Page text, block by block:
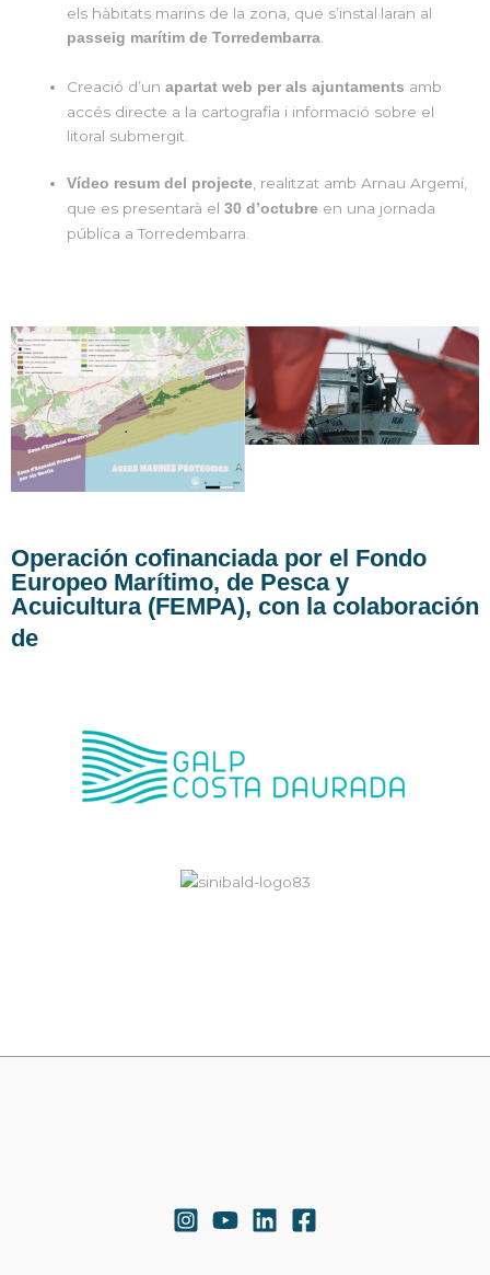
els hàbitats marins de la zona, que s’instal·laran al
passeig marítim de Torredembarra
Creació d’unapartat web per als ajuntaments amb
accés directe a la cartografia i informació sobre el
litoral submergit.
Vídeo resum del projecte, realitzat amb Arnau Argemí,
que es presentarà el30 d’octubre en una jornada
pública a Torredembarra.
Operación cofinanciada por el Fondo
Europeo Marítimo, de Pesca y
Acuicultura (FEMPA), con la colaboración
de